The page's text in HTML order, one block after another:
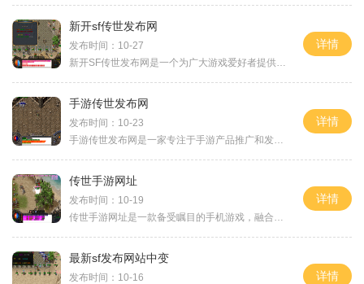
新开sf传世发布网
发布时间：10-27
新开SF传世发布网是一个为广大游戏爱好者提供最新最全的传世私服游戏资源和资讯的平台。无论你是传世游戏的老玩家还是新手，这里都能满足你的游戏需求。下面，让我们来详细介绍
详情
手游传世发布网
发布时间：10-23
手游传世发布网是一家专注于手游产品推广和发布的网站。该网站旨在为广大手游玩家提供最新、最全面的游戏信息和优秀的游戏体验。无论您是手游新手还是老玩家，手游传世发布网
详情
传世手游网址
发布时间：10-19
传世手游网址是一款备受瞩目的手机游戏，融合了经典的MMORPG元素和创新的玩法，为广大玩家带来了沉浸式的游戏体验。该手游以其扣人心弦的剧情和精美细致的画面而受到了广大玩家
详情
最新sf发布网站中变
发布时间：10-16
详情